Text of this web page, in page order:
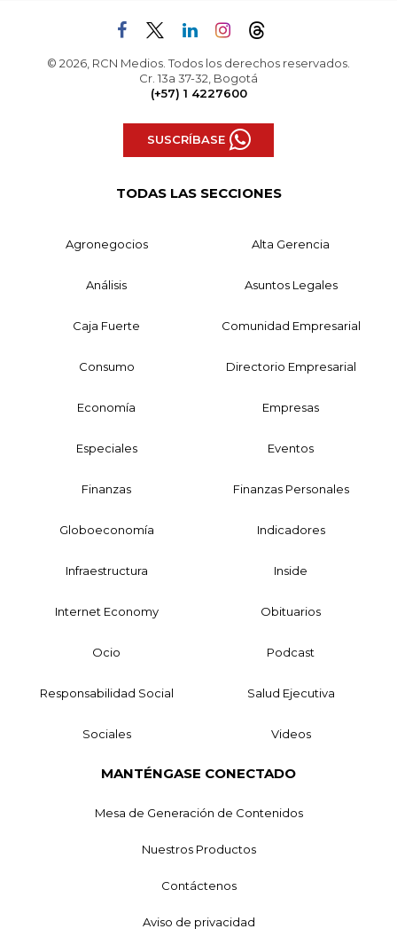
© 2026, RCN Medios. Todos los derechos reservados.
Cr. 13a 37-32, Bogotá
(+57) 1 4227600
SUSCRÍBASE
TODAS LAS SECCIONES
Agronegocios Alta Gerencia
Análisis Asuntos Legales
Caja Fuerte Comunidad Empresarial
Consumo Directorio Empresarial
Economía Empresas
Especiales Eventos
Finanzas Finanzas Personales
Globoeconomía Indicadores
Infraestructura Inside
Internet Economy Obituarios
Ocio Podcast
Responsabilidad Social Salud Ejecutiva
Sociales Videos
MANTÉNGASE CONECTADO
Mesa de Generación de Contenidos
Nuestros Productos
Contáctenos
Aviso de privacidad